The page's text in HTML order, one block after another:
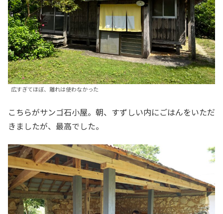
広すぎてほぼ、離れは使わなかった
こちらがサンゴ石小屋。朝、すずしい内にごはんをいただ
きましたが、最高でした。